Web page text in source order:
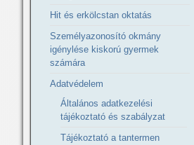
Hit és erkölcstan oktatás
Személyazonosító okmány
igénylése kiskorú gyermek
számára
Adatvédelem
Általános adatkezelési
tájékoztató és szabályzat
Tájékoztató a tantermen